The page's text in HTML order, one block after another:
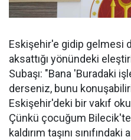
Eskişehir'e gidip gelmesi
aksattığı yönündeki
Subaşı: "Bana 'Buradaki
derseniz, bunu
Eskişehir'deki bir vakıf
Çünkü çocuğum
kaldırım taşını